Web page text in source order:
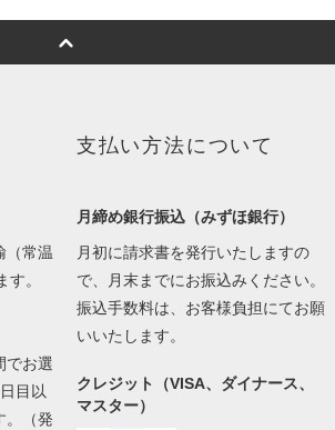
（常温
。
でお選
目以
。（発
支払い方法について
月締め銀行振込（みずほ銀行）
月初に請求書を発行いたしますの
で、月末までにお振込みください。
振込手数料は、お客様負担にてお願
いいたします。
クレジット（VISA、ダイナース、
マスター）